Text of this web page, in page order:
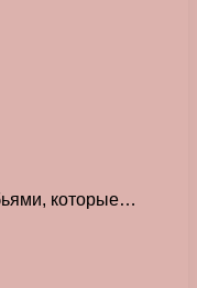
которые…